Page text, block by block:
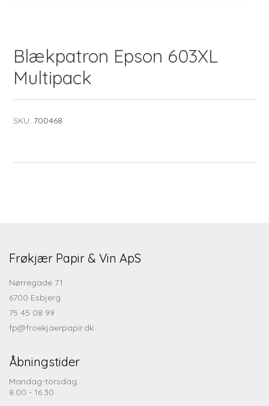
Blækpatron Epson 603XL
Multipack
SKU: 700468
Frøkjær Papir & Vin ApS
Nørregade 71
6700 Esbjerg
75 45 08 99
fp@froekjaerpapir.dk
Åbningstider
Mandag-torsdag:
8.00 - 16.30